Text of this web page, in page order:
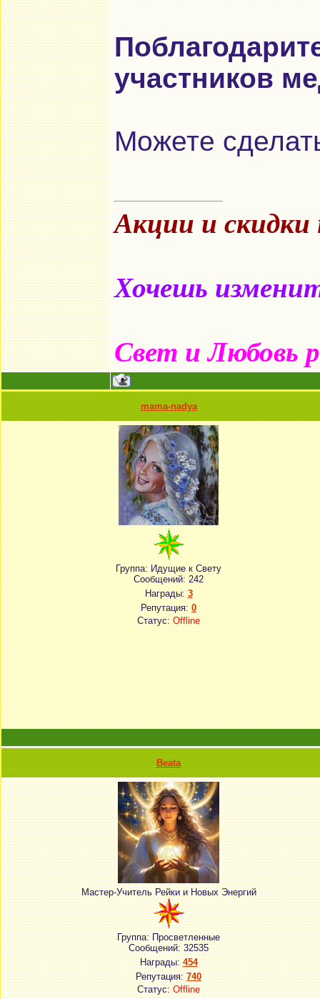
участников
Можете
Акции и
Хочешь
Свет и Любовь
mama-nadya
Группа: Идущие к Свету
Сообщений:242
Награды:3
Репутация:0
Статус:Offline
Beata
Мастер-Учитель Рейки и Новых Энергий
Группа: Просветленные
Сообщений:32535
Награды:454
Репутация:740
Статус:Offline